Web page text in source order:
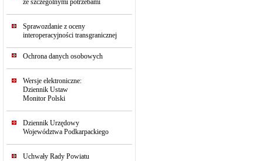
ze szczególnymi potrzebami
Sprawozdanie z oceny
interoperacyjności transgranicznej
Ochrona danych osobowych
Wersje elektroniczne:
Dziennik Ustaw
Monitor Polski
Dziennik Urzędowy
Województwa Podkarpackiego
Uchwały Rady Powiatu